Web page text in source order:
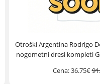
Otroški Argentina Rodrigo
nogometni dresi kompleti
Cena:36.75€